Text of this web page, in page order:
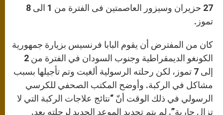
27 حزيران وسيزور العاصمتين فى الفترة من 1 الى 8
تموز.
كان من المفترض أن يقوم البابا فرنسيس بزيارة جمهورية
الكونغو الديمقراطية وجنوب السودان في الفترة من 2
إلى 7 تموز، لكن رحلته الرسولية ألغيت وتم تأجيلها بسبب
مشاكل في الركبة. وأوضح المكتب الصحفي للكرسي
الرسولي في ذلك الوقت أنّ “نتائج علاجات الركبة التي لا
تزال جارية”. لم يتم تحديد الموعد الجديد لرحلته بعد.